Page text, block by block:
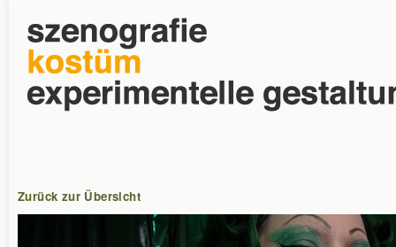
Zurück zur Übersicht